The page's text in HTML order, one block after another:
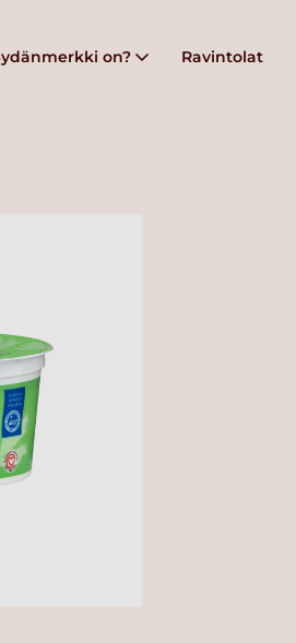
on? Ravintolat